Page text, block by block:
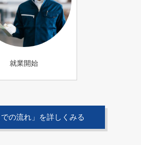
就業開始
での流れ」を詳しくみる